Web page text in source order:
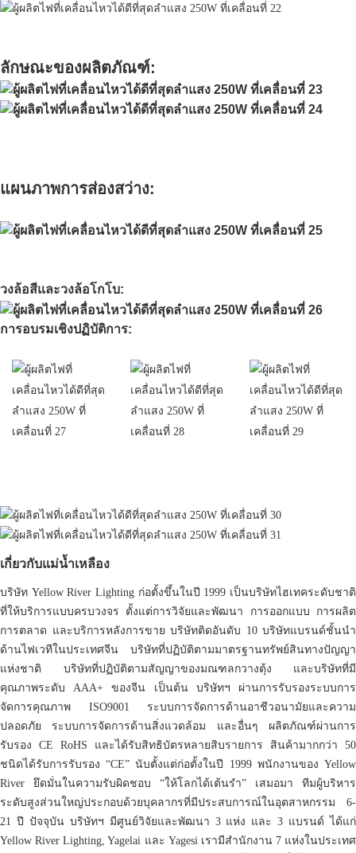
ลักษณะของผลิตภัณฑ์:
แผนภาพการส่องสว่าง:
วงล้อสีและวงล้อโกโบ:
การอบรมเชิงปฏิบัติการ:
เกี่ยวกับแม่น้ำเหลือง
บริษัท Yellow River Lighting ก่อตั้งขึ้นในปี 1999 เป็นบริษัทไฮเทคระดับชาติ
ที่ให้บริการแบบครบวงจร ตั้งแต่การวิจัยและพัฒนา การออกแบบ การผลิต
การตลาด และบริการหลังการขาย บริษัทติดอันดับ 10 บริษัทแบรนด์ชั้นนำ
ด้านไฟเวทีในประเทศจีน บริษัทที่ปฏิบัติตามมาตรฐานทรัพย์สินทางปัญญา
แห่งชาติ บริษัทที่ปฏิบัติตามสัญญาของมณฑลกวางตุ้ง และบริษัทที่มี
คุณภาพระดับ AAA+ ของจีน เป็นต้น บริษัทฯ ผ่านการรับรองระบบการ
จัดการคุณภาพ ISO9001 ระบบการจัดการด้านอาชีวอนามัยและความ
ปลอดภัย ระบบการจัดการด้านสิ่งแวดล้อม และอื่นๆ ผลิตภัณฑ์ผ่านการ
รับรอง CE RoHS และได้รับสิทธิบัตรหลายสิบรายการ สินค้ามากกว่า 50
ชนิดได้รับการรับรอง “CE” นับตั้งแต่ก่อตั้งในปี 1999 พนักงานของ Yellow
River ยึดมั่นในความรับผิดชอบ “ให้โลกได้เต้นรำ” เสมอมา ทีมผู้บริหาร
ระดับสูงส่วนใหญ่ประกอบด้วยบุคลากรที่มีประสบการณ์ในอุตสาหกรรม 6-
21 ปี ปัจจุบัน บริษัทฯ มีศูนย์วิจัยและพัฒนา 3 แห่ง และ 3 แบรนด์ ได้แก่
Yellow River Lighting, Yagelai และ Yagesi เรามีสำนักงาน 7 แห่งในประเทศ